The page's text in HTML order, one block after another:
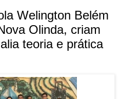
Welington Belém
Olinda, criam
teoria e prática